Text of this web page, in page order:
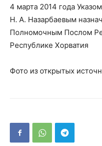
4 марта 2014 года
Н. А. Назарбаевым
Полномочным Послом
Республике Хорватия
Фото из открытых